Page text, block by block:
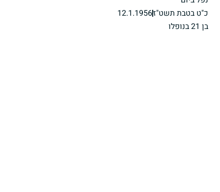
כ"ט בטבת תשט"ז12.1.1956
בן 21 בנופלו